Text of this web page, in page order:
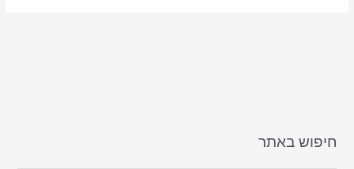
חיפוש באתר